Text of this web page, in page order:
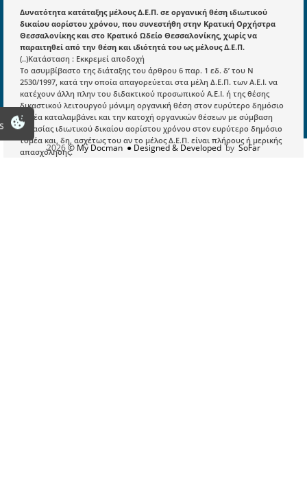
Δυνατότητα κατάταξης μέλους Δ.Ε.Π. σε οργανική θέση ιδιωτικού
δικαίου αορίστου χρόνου, που συνεστήθη στην Κρατική Ορχήστρα
Θεσσαλονίκης και στο Κρατικό Ωδείο Θεσσαλονίκης, χωρίς να
παραιτηθεί από την θέση και ιδιότητά του ως μέλους Δ.Ε.Π.
(..)Κατάσταση : Εκκρεμεί αποδοχή
Το ασυμβίβαστο της διάταξης του άρθρου 6 παρ. 1 εδ. δ’ του Ν
2530/1997, κατά την οποία απαγορεύεται στα μέλη Δ.Ε.Π. των Α.Ε.Ι. να
κατέχουν άλλη πλην του διδακτικού προσωπικού Α.Ε.Ι. ή της θέσης
δικαστικού λειτουργού μόνιμη οργανική θέση στον ευρύτερο δημόσιο
τομέα καταλαμβάνει και την κατοχή οργανικών θέσεων με σύμβαση
εργασίας ιδιωτικού δικαίου αορίστου χρόνου στον ευρύτερο δημόσιο
τομέα και, δη, ασχέτως του αν το μέλος Δ.Ε.Π. είναι πλήρους ή μερικής
απασχόλησης.
Οδηγίες Εγγραφής
Βοηθός Αναζήτησης
Οροι χρησης ιστοτοπου
2026© My Docman ● Designed & Developed by SoFar